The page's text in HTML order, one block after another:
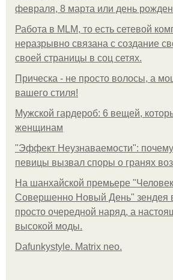
февраля, 8 марта или день
Работа в MLM, то есть сетевой
неразрывно связана с создание
своей страницы в соц сетях.
Прическа - не просто волосы, а
вашего стиля!
Мужской гардероб: 6 вещей,
женщинам
"Эффект Неузнаваемости":
певицы вызвал споры о гранях
На шанхайской премьере
Совершенно Новый День" зендея
просто очередной наряд, а
высокой моды.
Dafunkystyle. Matrix neo.